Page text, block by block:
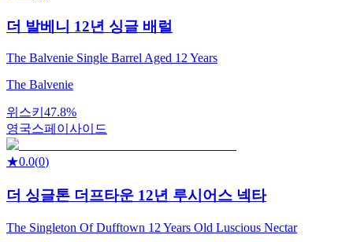
더 발베니 12년 싱글 배럴
The Balvenie Single Barrel Aged 12 Years
The Balvenie
위스키 47.8%
영국스페이사이드
★0.0(0)
더 싱글톤 더프타운 12년 루시어스 넥타
The Singleton Of Dufftown 12 Years Old Luscious Nectar